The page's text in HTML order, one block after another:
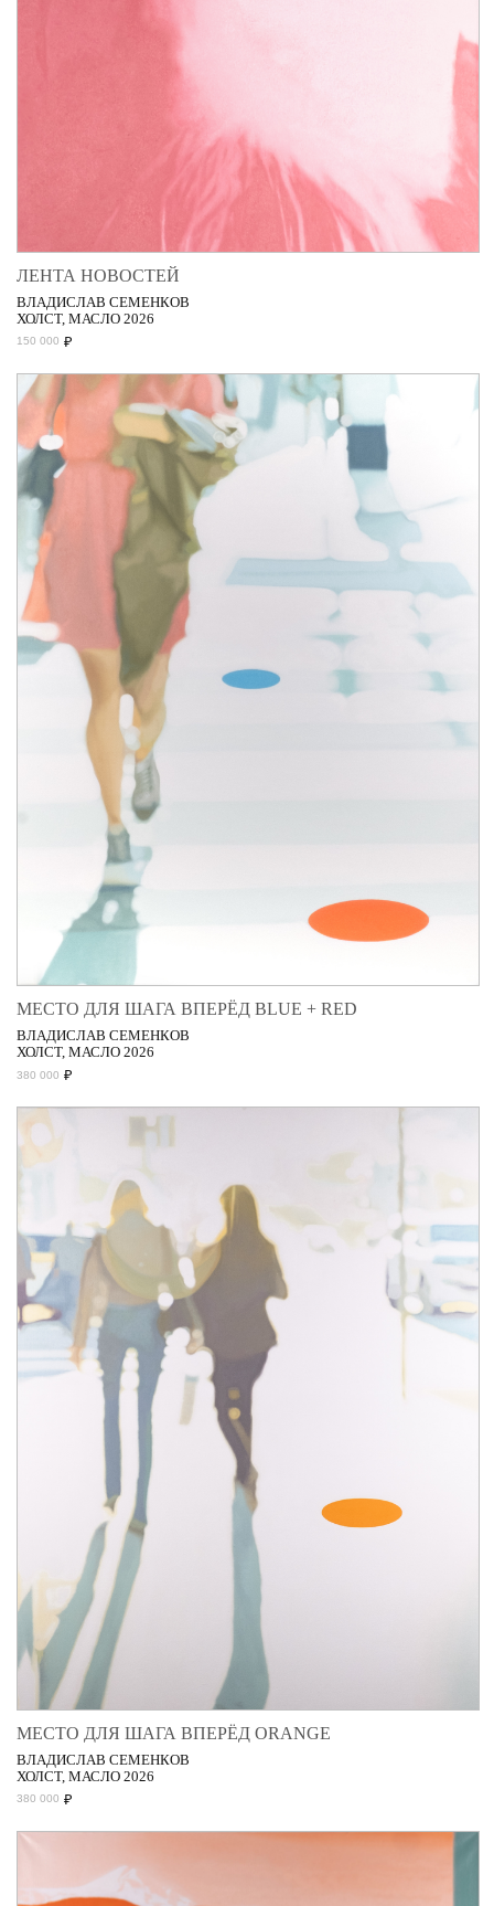
ЛЕНТА НОВОСТЕЙ
ВЛАДИСЛАВ СЕМЕНКОВ
ХОЛСТ, МАСЛО 2026
150 000 ₽
МЕСТО ДЛЯ ШАГА ВПЕРЁД BLUE + RED
ВЛАДИСЛАВ СЕМЕНКОВ
ХОЛСТ, МАСЛО 2026
380 000 ₽
МЕСТО ДЛЯ ШАГА ВПЕРЁД ORANGE
ВЛАДИСЛАВ СЕМЕНКОВ
ХОЛСТ, МАСЛО 2026
380 000 ₽